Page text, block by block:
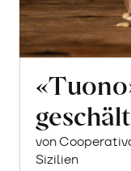
geschält
von
Sizilien